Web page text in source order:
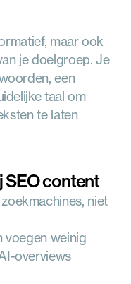
maar ook
je doelgroep. Je
een
taal om
te laten
SEO content
niet
voegen weinig
overviews